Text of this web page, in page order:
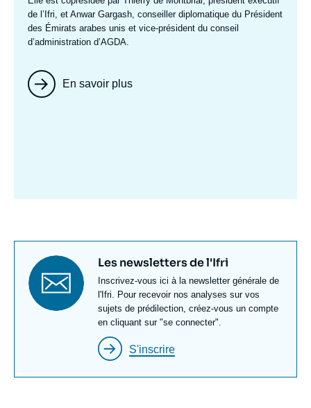
de l’Ifri, et Anwar Gargash, conseiller diplomatique du Président
des Émirats arabes unis et vice-président du conseil
d’administration d’AGDA.
En savoir plus
Titre
newsletter
Les newsletters de l'Ifri
Texte
Newsletter
Inscrivez-vous ici à la newsletter générale de
l'Ifri. Pour recevoir nos analyses sur vos
sujets de prédilection, créez-vous un compte
en cliquant sur "se connecter".
S'inscrire